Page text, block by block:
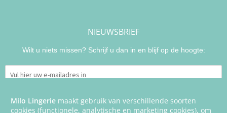
Milo Lingerie maakt gebruik van verschillende soorten
cookies (functionele, analytische en marketing cookies), om
NIEUWSBRIEF
Wilt u niets missen? Schrijf u dan in en blijf op de hoogte: